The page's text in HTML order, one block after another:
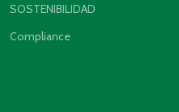
SOSTENIBILIDAD
Compliance